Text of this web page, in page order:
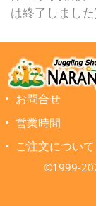
は終了しまし
お問合せ
営業時間
ご注文について
©1999-